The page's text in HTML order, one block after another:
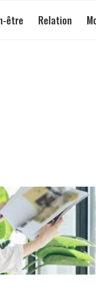
être Relation